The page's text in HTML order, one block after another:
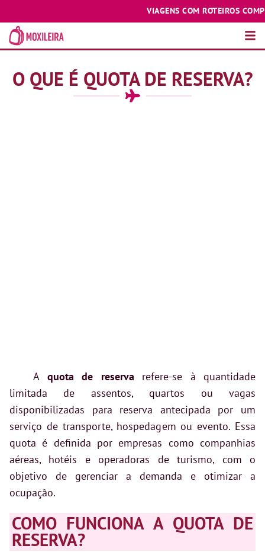
VIAGENS COM ROTEIROS
O QUE É QUOTA DE RESERVA?
A quota de reserva refere-se à quantidade
limitada de assentos, quartos ou vagas
disponibilizadas para reserva antecipada por um
serviço de transporte, hospedagem ou evento. Essa
quota é definida por empresas como companhias
aéreas, hotéis e operadoras de turismo, com o
objetivo de gerenciar a demanda e otimizar a
ocupação.
COMO FUNCIONA A QUOTA DE
RESERVA?